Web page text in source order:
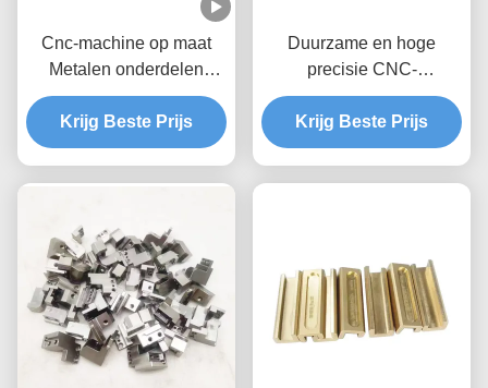
Cnc-machine op maat
Metalen onderdelen
Aluminium gedraaide
freesmachine Motorfiets
Auto
Krijg Beste Prijs
Duurzame en hoge
precisie CNC-
bewerkingsonderdelen
voor op maat gemaakte
kleurservice
Krijg Beste Prijs